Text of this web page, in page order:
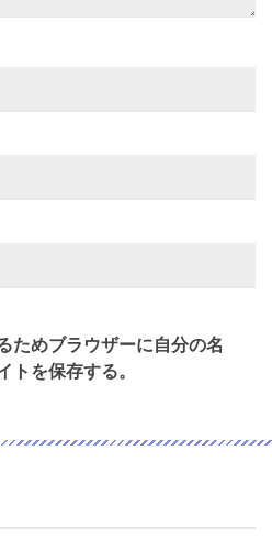
ためブラウザーに自分の名
を保存する。